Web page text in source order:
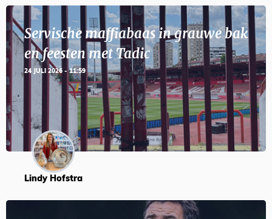
Servische maffiabaas in grauwe bak
en feesten met Tadic
24 JULI 2026 - 11:59
Lindy Hofstra